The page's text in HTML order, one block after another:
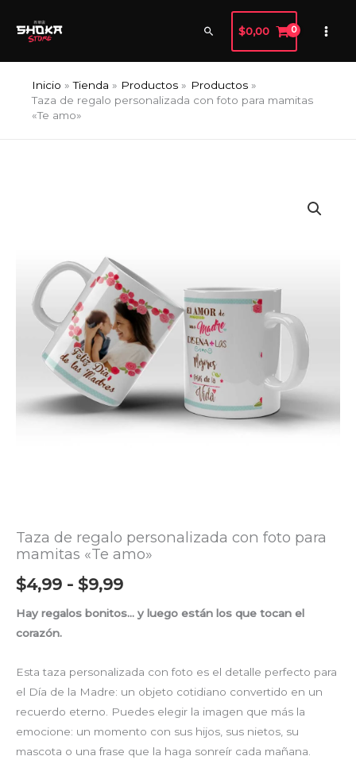
Buscar
$0,00
Inicio Tienda Productos
Productos
Taza de regalo personalizada con foto para mamitas
«Te amo»
Taza de regalo personalizada con foto para
mamitas «Te amo»
$4,99 - $9,99
desde
$4,99
hasta
$9,99
Hay regalos bonitos… y luego están los que tocan el
corazón.
Esta taza personalizada con foto es el detalle perfecto para
el Día de la Madre: un objeto cotidiano convertido en un
recuerdo eterno. Puedes elegir la imagen que más la
emocione: un momento con sus hijos, sus nietos, su
mascota o una frase que la haga sonreír cada mañana.
foto
para
mamitas